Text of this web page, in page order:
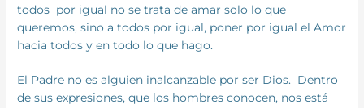
todos por igual no se trata de amar solo lo que
queremos, sino a todos por igual, poner por igual el Amor
hacia todos y en todo lo que hago.
El Padre no es alguien inalcanzable por ser Dios. Dentro
de sus expresiones, que los hombres conocen, nos está